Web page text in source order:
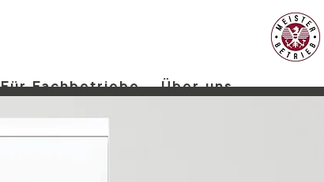
Für Fachbetriebe Über uns